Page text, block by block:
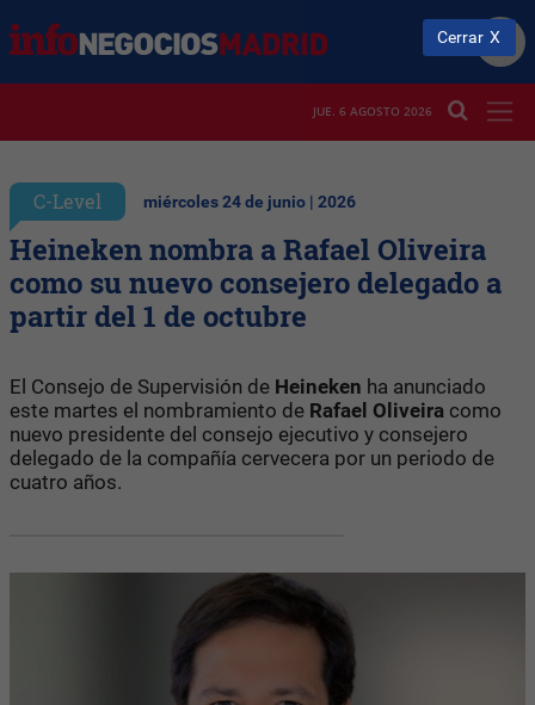
JUE. 6 AGOSTO 2026
C-Level miércoles 24 de junio | 2026
Heineken nombra a Rafael Oliveira
como su nuevo consejero delegado a
partir del 1 de octubre
El Consejo de Supervisión de Heineken ha anunciado
este martes el nombramiento de Rafael Oliveira como
nuevo presidente del consejo ejecutivo y consejero
delegado de la compañía cervecera por un periodo de
cuatro años.
Cerrar